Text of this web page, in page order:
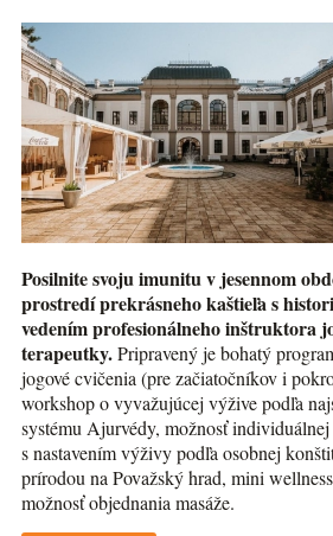
Posilnite svoju imunitu v jesennom
prostredí prekrásneho kaštieľa s
vedením profesionálneho inštruktora
terapeutky.Pripravený je bohatý
jogové cvičenia (pre začiatočníkov i
workshop o vyvažujúcej výžive podľa
systému Ajurvédy, možnosť
s nastavením výživy podľa osobnej
prírodou na Považský hrad, mini
možnosť objednania masáže.